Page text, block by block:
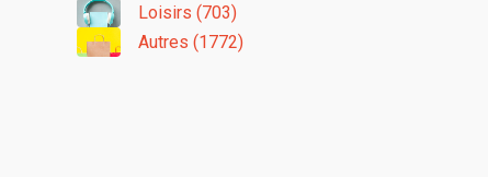
Loisirs (703)
Autres (1772)